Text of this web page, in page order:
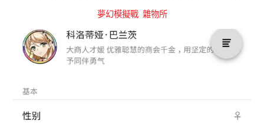
夢幻模擬戰, 雜物所